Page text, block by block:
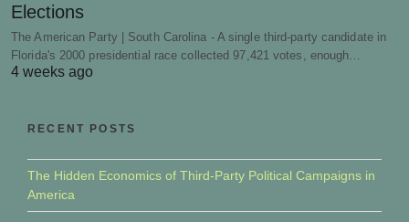
Elections
The American Party | South Carolina - A single third-party candidate in
Florida's 2000 presidential race collected 97,421 votes, enough…
4 weeks ago
RECENT POSTS
The Hidden Economics of Third-Party Political Campaigns in
America